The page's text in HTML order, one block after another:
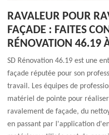
RAVALEUR POUR
FAÇADE : FAITES
RÉNOVATION 46.19
SD Rénovation 46.19 est une
façade réputée pour son
travail. Les équipes de
matériel de pointe pour
ravalement de façade, du
en passant par l'application